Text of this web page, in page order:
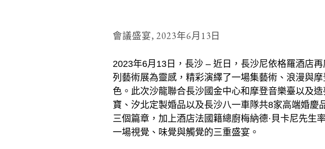
會議盛宴,2023年6月13日
2023年6月13日，長沙 – 近日，長沙尼依格羅酒店
列藝術展為靈感，精彩演繹了一場集藝術、浪漫與
色。此次沙龍聯合長沙國金中心和摩登音樂臺以及
寶、汐北定製婚品以及長沙八一車隊共8家高端婚
三個篇章，加上酒店法國籍總廚梅納德·貝卡尼先生
一場視覺、味覺與觸覺的三重盛宴。